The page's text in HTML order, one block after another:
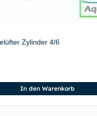
Zylinder 4/6
In den Warenkorb